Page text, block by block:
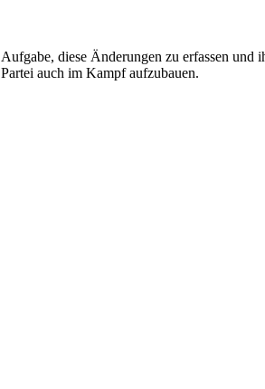
diese Änderungen zu erfassen
auch im Kampf aufzubauen.